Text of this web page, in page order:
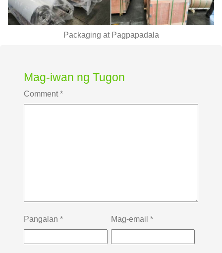
Packaging at Pagpapadala
Mag-iwan ng Tugon
Comment*
Pangalan * Mag-email *